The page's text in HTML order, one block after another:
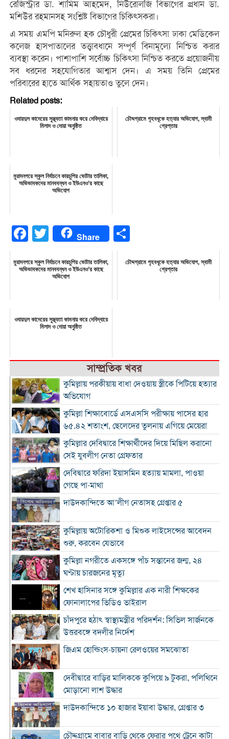
রেজিস্ট্রার ডা. শামিম আহমেদ, নিউরোলজি বিভাগের প্রধান ডা.
মশিউর রহমানসহ সংশ্লিষ্ট বিভাগের চিকিৎসকরা।
এ সময় এমপি মনিরুল হক চৌধুরী প্রেমের চিকিৎসা ঢাকা মেডিকেল
কলেজ হাসপাতালের তত্ত্বাবধানে সম্পূর্ণ বিনামূল্যে নিশ্চিত করার
ব্যবস্থা করেন। পাশাপাশি সর্বোচ্চ চিকিৎসা নিশ্চিত করতে প্রয়োজনীয়
সব ধরনের সহযোগিতার আশ্বাস দেন। এ সময় তিনি প্রেমের
পরিবারের হাতে আর্থিক সহায়তাও তুলে দেন।
Related posts:
ওবায়দুল কাদেরের সুস্থ্যতা কামনায় করে দেবিদ্বারে
মিলাদ ও দোয়া অনুষ্ঠিত
চৌদ্দগ্রামে গৃহবধূকে হত্যার অভিযোগ, স্বামী
গ্রেপ্তার
মুরাদনগরে স্কুল নির্বাচনে কারচুপির ভোটার তালিকা,
অভিভাবকদের মানববন্ধন ও ইউএনও’র কাছে
অভিযোগ
Facebook
Twitter Share
মুরাদনগরে স্কুল নির্বাচনে কারচুপির ভোটার তালিকা,
অভিভাবকদের মানববন্ধন ও ইউএনও’র কাছে
অভিযোগ
চৌদ্দগ্রামে গৃহবধূকে হত্যার অভিযোগ, স্বামী
গ্রেপ্তার
ওবায়দুল কাদেরের সুস্থ্যতা কামনায় করে দেবিদ্বারে
মিলাদ ও দোয়া অনুষ্ঠিত
সাম্প্রতিক খবর
কুমিল্লায় পরকীয়ায় বাধা দেওয়ায় স্ত্রীকে পিটিয়ে হত্যার
অভিযোগ
কুমিল্লা শিক্ষাবোর্ডে এসএসসি পরীক্ষায় পাসের হার
৬৫.৪২ শতাংশ, ছেলেদের তুলনায় এগিয়ে মেয়েরা
কুমিল্লার দেবিদ্বারে শিক্ষার্থীদের দিয়ে মিছিল করানো
সেই যুবলীগ নেতা গ্রেফতার
দেবিদ্বারে ফরিদা ইয়াসমিন হত্যায় মামলা, পাওয়া
গেছে পা-মাথা
দাউদকান্দিতে আ’লীগ নেতাসহ গ্রেপ্তার ৫
কুমিল্লায় অটোরিকশা ও মিশুক লাইসেন্সের আবেদন
শুরু, করবেন যেভাবে
কুমিল্লা নগরীতে একসঙ্গে পাঁচ সন্তানের জন্ম, ২৪
ঘণ্টায় চারজনের মৃত্যু
শেখ হাসিনার সঙ্গে কুমিল্লার এক নারী শিক্ষকের
ফোনালাপের ভিডিও ভাইরাল
চাঁদপুরে হঠাৎ স্বাস্থ্যমন্ত্রীর পরিদর্শন: সিভিল সার্জনকে
উত্তরবঙ্গে বদলীর নির্দেশ
জিএম হোল্ডিংস-চায়না রেলওয়ের সমঝোতা
দেবীদ্বারে বাড়ির মালিককে কুপিয়ে ৯ টুকরা, পলিথিনে
মোড়ানো লাশ উদ্ধার
দাউদকান্দিতে ১০ হাজার ইয়াবা উদ্ধার, গ্রেপ্তার ৩
চৌদ্দগ্রামে বাবার বাড়ি থেকে ফেরার পথে ট্রেনে কাটা